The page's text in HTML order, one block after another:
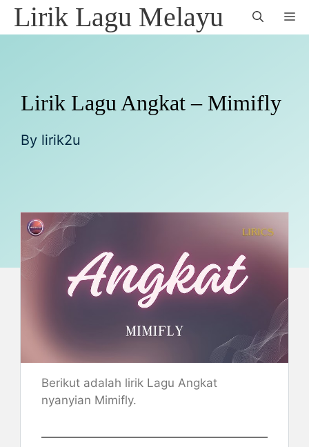
SkipLirik Lagu Melayu
Lirik Lagu Angkat – Mimifly
By lirik2u
Berikut adalah lirik Lagu Angkat
nyanyian Mimifly.